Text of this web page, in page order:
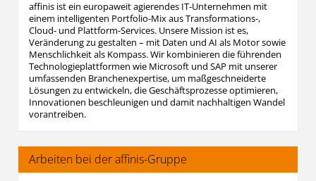
affinis ist ein europaweit agierendes IT-Unternehmen mit
einem intelligenten Portfolio-Mix aus Transformations-,
Cloud- und Plattform-Services. Unsere Mission ist es,
Veränderung zu gestalten – mit Daten und AI als Motor sowie
Menschlichkeit als Kompass. Wir kombinieren die führenden
Technologieplattformen wie Microsoft und SAP mit unserer
umfassenden Branchenexpertise, um maßgeschneiderte
Lösungen zu entwickeln, die Geschäftsprozesse optimieren,
Innovationen beschleunigen und damit nachhaltigen Wandel
vorantreiben.
Arbeiten bei der affinis-Gruppe